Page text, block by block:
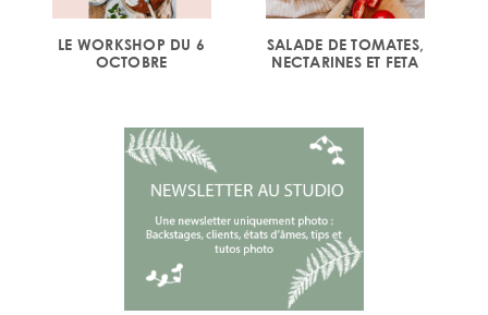
LE WORKSHOP DU 6
OCTOBRE
SALADE DE TOMATES,
NECTARINES ET FETA